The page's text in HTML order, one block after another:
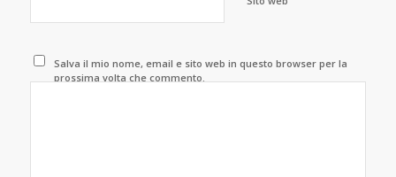
Salva il mio nome, email e sito web in questo browser per la
prossima volta che commento.